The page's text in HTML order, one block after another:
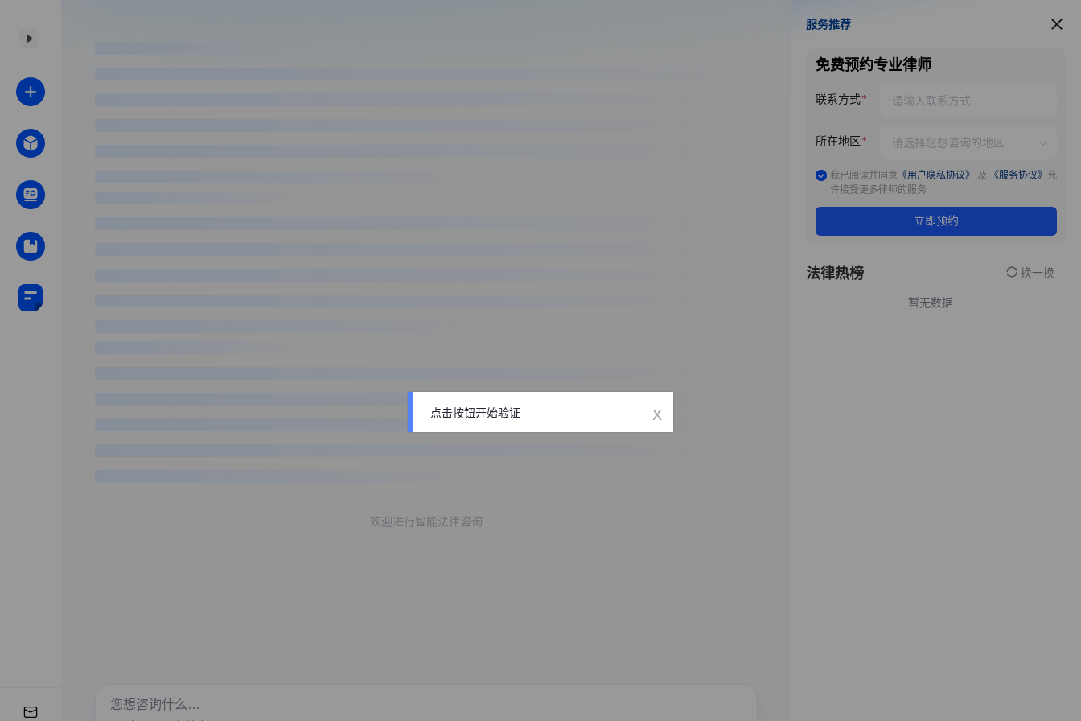
欢迎进行智能法律咨询
服务推荐
服务推荐
免费预约专业律师
联系方式
所在地区
我已阅读并同意 《用户隐私协议》 及 《服务协议》 允
许接受更多律师的服务
立即预约
法律热榜 换一换
暂无数据
点击按钮开始验证 x